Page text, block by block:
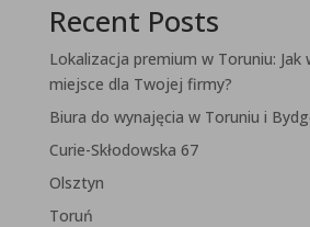
Recent Posts
Lokalizacja premium w Toruniu: Jak
miejsce dla Twojej firmy?
Biura do wynajęcia w Toruniu i
Curie-Skłodowska 67
Olsztyn
Toruń